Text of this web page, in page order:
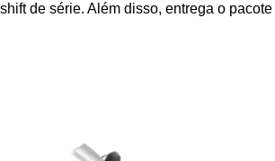
de série. Além disso, entrega o